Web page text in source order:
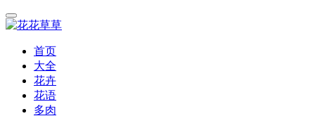
首页
大全
花卉
花语
多肉